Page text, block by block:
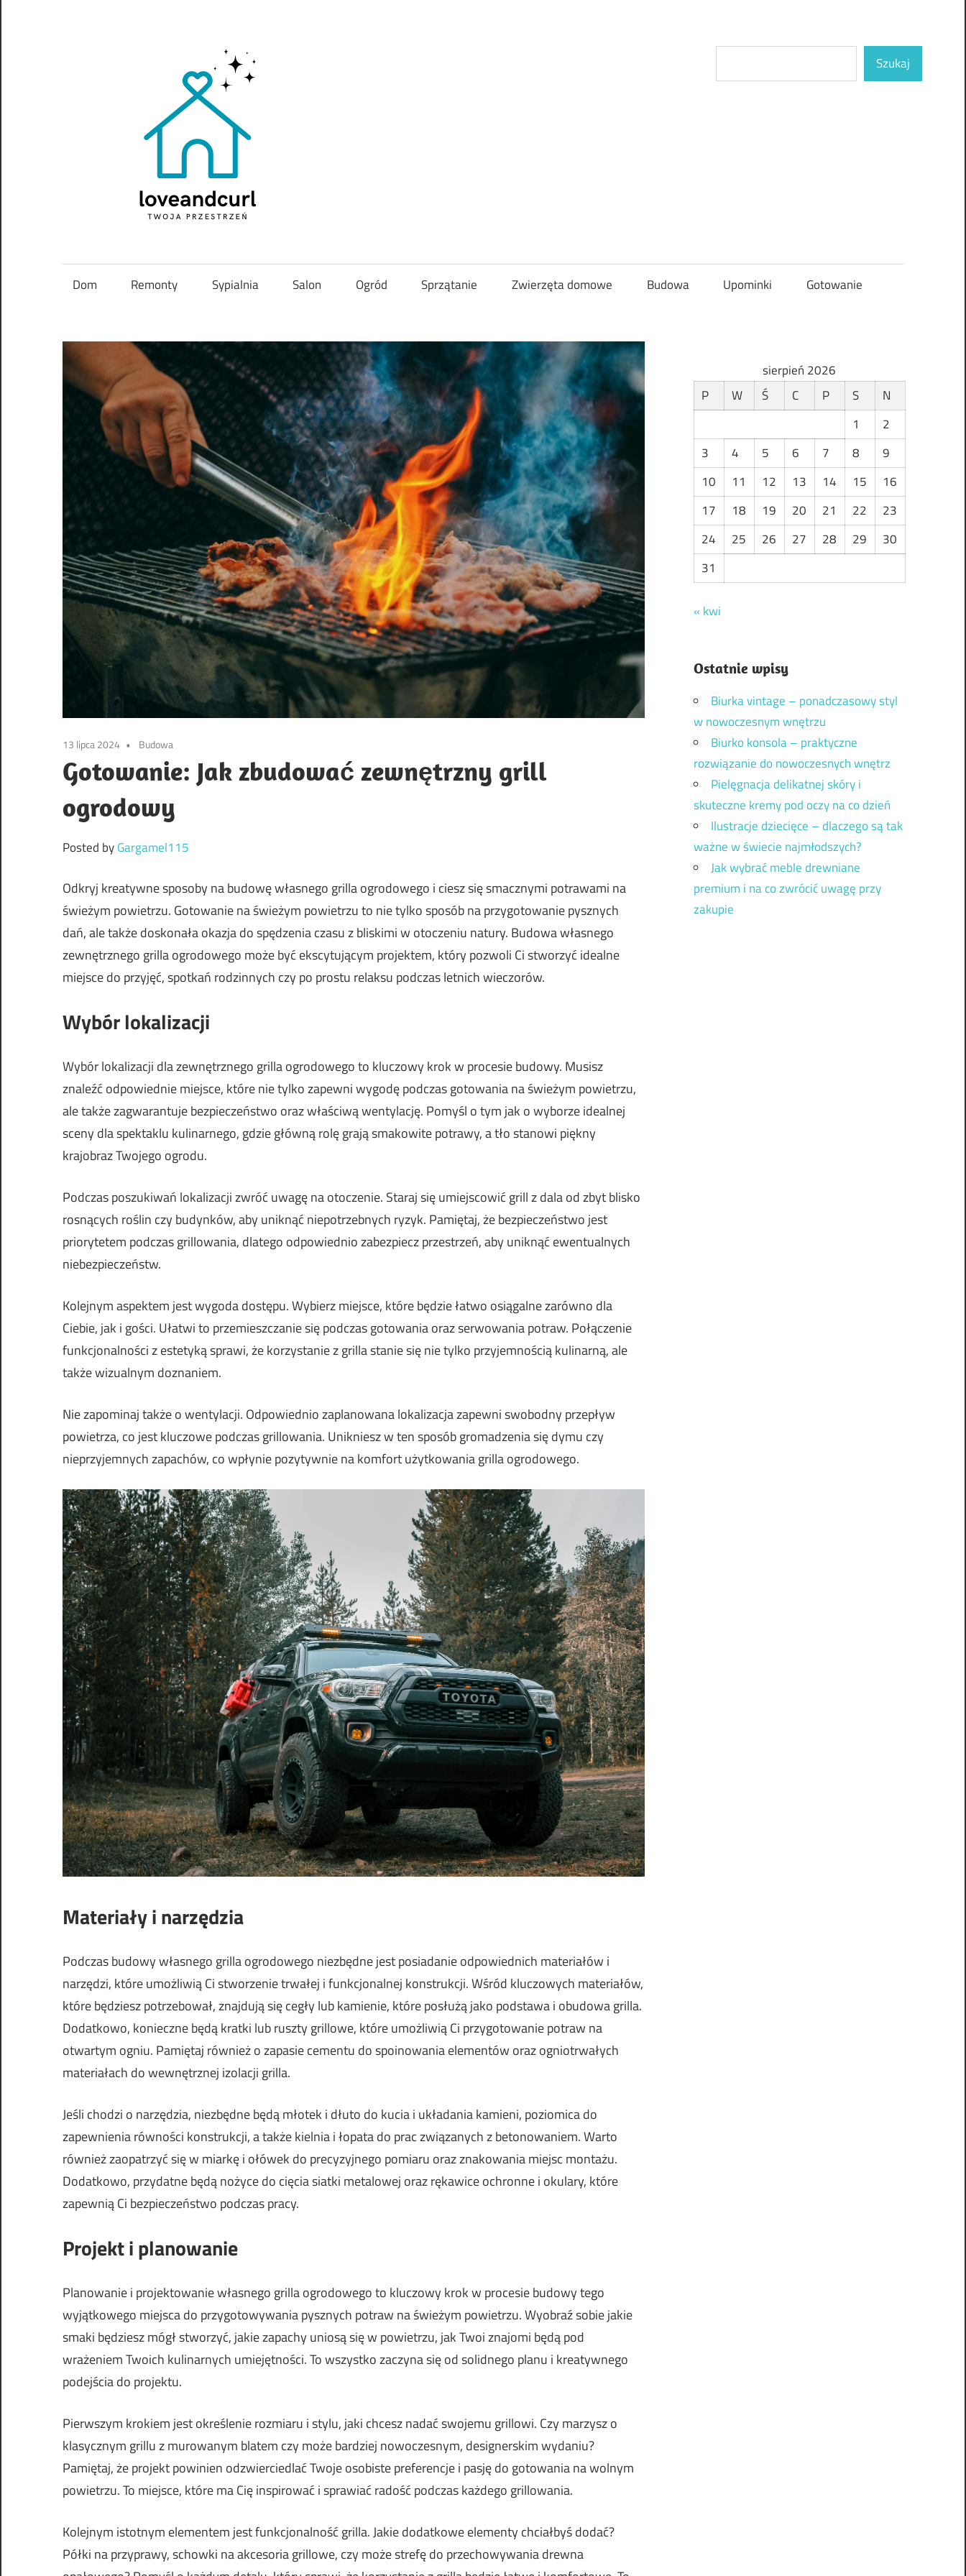
Szukaj
Dom Remonty Sypialnia Salon Ogród Sprzątanie Zwierzęta domowe Budowa Upominki Gotowanie
13 lipca 2024 Budowa
Gotowanie: Jak zbudować zewnętrzny grill
ogrodowy
Posted byGargamel115
Odkryj kreatywne sposoby na budowę własnego grilla ogrodowego i ciesz się smacznymi potrawami na
świeżym powietrzu. Gotowanie na świeżym powietrzu to nie tylko sposób na przygotowanie pysznych
dań, ale także doskonała okazja do spędzenia czasu z bliskimi w otoczeniu natury. Budowa własnego
zewnętrznego grilla ogrodowego może być ekscytującym projektem, który pozwoli Ci stworzyć idealne
miejsce do przyjęć, spotkań rodzinnych czy po prostu relaksu podczas letnich wieczorów.
Wybór lokalizacji
Wybór lokalizacji dla zewnętrznego grilla ogrodowego to kluczowy krok w procesie budowy. Musisz
znaleźć odpowiednie miejsce, które nie tylko zapewni wygodę podczas gotowania na świeżym powietrzu,
ale także zagwarantuje bezpieczeństwo oraz właściwą wentylację. Pomyśl o tym jak o wyborze idealnej
sceny dla spektaklu kulinarnego, gdzie główną rolę grają smakowite potrawy, a tło stanowi piękny
krajobraz Twojego ogrodu.
Podczas poszukiwań lokalizacji zwróć uwagę na otoczenie. Staraj się umiejscowić grill z dala od zbyt blisko
rosnących roślin czy budynków, aby uniknąć niepotrzebnych ryzyk. Pamiętaj, że bezpieczeństwo jest
priorytetem podczas grillowania, dlatego odpowiednio zabezpiecz przestrzeń, aby uniknąć ewentualnych
niebezpieczeństw.
Kolejnym aspektem jest wygoda dostępu. Wybierz miejsce, które będzie łatwo osiągalne zarówno dla
Ciebie, jak i gości. Ułatwi to przemieszczanie się podczas gotowania oraz serwowania potraw. Połączenie
funkcjonalności z estetyką sprawi, że korzystanie z grilla stanie się nie tylko przyjemnością kulinarną, ale
także wizualnym doznaniem.
Nie zapominaj także o wentylacji. Odpowiednio zaplanowana lokalizacja zapewni swobodny przepływ
powietrza, co jest kluczowe podczas grillowania. Unikniesz w ten sposób gromadzenia się dymu czy
nieprzyjemnych zapachów, co wpłynie pozytywnie na komfort użytkowania grilla ogrodowego.
Materiały i narzędzia
Podczas budowy własnego grilla ogrodowego niezbędne jest posiadanie odpowiednich materiałów i
narzędzi, które umożliwią Ci stworzenie trwałej i funkcjonalnej konstrukcji. Wśród kluczowych materiałów,
które będziesz potrzebował, znajdują się cegły lub kamienie, które posłużą jako podstawa i obudowa grilla.
Dodatkowo, konieczne będą kratki lub ruszty grillowe, które umożliwią Ci przygotowanie potraw na
otwartym ogniu. Pamiętaj również o zapasie cementu do spoinowania elementów oraz ogniotrwałych
materiałach do wewnętrznej izolacji grilla.
Jeśli chodzi o narzędzia, niezbędne będą młotek i dłuto do kucia i układania kamieni, poziomica do
zapewnienia równości konstrukcji, a także kielnia i łopata do prac związanych z betonowaniem. Warto
również zaopatrzyć się w miarkę i ołówek do precyzyjnego pomiaru oraz znakowania miejsc montażu.
Dodatkowo, przydatne będą nożyce do cięcia siatki metalowej oraz rękawice ochronne i okulary, które
zapewnią Ci bezpieczeństwo podczas pracy.
Projekt i planowanie
Planowanie i projektowanie własnego grilla ogrodowego to kluczowy krok w procesie budowy tego
wyjątkowego miejsca do przygotowywania pysznych potraw na świeżym powietrzu. Wyobraź sobie jakie
smaki będziesz mógł stworzyć, jakie zapachy uniosą się w powietrzu, jak Twoi znajomi będą pod
wrażeniem Twoich kulinarnych umiejętności. To wszystko zaczyna się od solidnego planu i kreatywnego
podejścia do projektu.
Pierwszym krokiem jest określenie rozmiaru i stylu, jaki chcesz nadać swojemu grillowi. Czy marzysz o
klasycznym grillu z murowanym blatem czy może bardziej nowoczesnym, designerskim wydaniu?
Pamiętaj, że projekt powinien odzwierciedlać Twoje osobiste preferencje i pasję do gotowania na wolnym
powietrzu. To miejsce, które ma Cię inspirować i sprawiać radość podczas każdego grillowania.
Kolejnym istotnym elementem jest funkcjonalność grilla. Jakie dodatkowe elementy chciałbyś dodać?
Półki na przyprawy, schowki na akcesoria grillowe, czy może strefę do przechowywania drewna
sierpień 2026
P
W Ś C P S
N
1
2
3
4 5 6 7 8
9
10
11 12 13 14 15
16
17
18 19 20 21 22
23
24
25 26 27 28 29
30
31
« kwi
Ostatnie wpisy
Biurka vintage – ponadczasowy styl
w nowoczesnym wnętrzu
Biurko konsola – praktyczne
rozwiązanie do nowoczesnych wnętrz
Pielęgnacja delikatnej skóry i
skuteczne kremy pod oczy na co dzień
Ilustracje dziecięce – dlaczego są tak
ważne w świecie najmłodszych?
Jak wybrać meble drewniane
premium i na co zwrócić uwagę przy
zakupie